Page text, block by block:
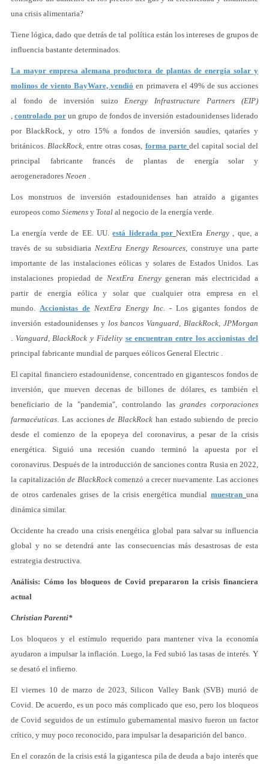
una crisis alimentaria?
Tiene lógica, dado que detrás de tal política están los intereses de grupos de
influencia bastante determinados.
La mayor empresa alemana productora de plantas de energía solar y
molinos de viento BayWare, vendió en primavera el 49% de sus acciones
al fondo de inversión suizo Energy Infrastructure Partners (EIP)
,controlado porun grupo de fondos de inversión estadounidenses liderado
por BlackRock, y otro 15% a fondos de inversión saudíes, qataríes y
británicos. BlackRock, entre otras cosas, forma parte del capital social del
principal fabricante francés de plantas de energía solar y
aerogeneradores Neoen
Los monstruos de inversión estadounidenses han atraído a gigantes
europeos como Siemens y Total al negocio de la energía verde.
La energía verde de EE. UU.está liderada por NextEra Energy, que, a
través de su subsidiaria NextEra Energy Resources, construye una parte
importante de las instalaciones eólicas y solares de Estados Unidos. Las
instalaciones propiedad de NextEra Energygeneran más electricidad a
partir de energía eólica y solar que cualquier otra empresa en el
mundo. Accionistas de NextEra Energy Inc. - Los gigantes fondos de
inversión estadounidenses y los bancos Vanguard, BlackRock, JPMorgan
Vanguard, BlackRock y Fidelity se encuentran entre los accionistas del
principal fabricante mundial de parques eólicos General Electric .
El capital financiero estadounidense, concentrado en gigantescos fondos de
inversión, que mueven decenas de billones de dólares, es también el
beneficiario de la "pandemia", controlando lasgrandes corporaciones
farmacéuticas . Las accionesde BlackRock han estado subiendo de precio
desde el comienzo de la epopeya del coronavirus, a pesar de la crisis
energética. Siguió una recesión cuando terminó la apuesta por el
coronavirus. Después de la introducción de sanciones contra Rusia en 2022,
la capitalizaciónde BlackRockcomenzó a crecer nuevamente. Las acciones
de otros cardenales grises de la crisis energética mundialmuestran una
dinámica similar.
Occidente ha creado una crisis energética global para salvar su influencia
global y no se detendrá ante las consecuencias más desastrosas de esta
estrategia destructiva.
Análisis: Cómo los bloqueos de Covid prepararon la crisis financiera
actual
Christian Parenti*
Los bloqueos y el estímulo requerido para mantener viva la economía
ayudaron a impulsar la inflación. Luego, la Fed subió las tasas de interés. Y
se desató el infierno.
El viernes 10 de marzo de 2023, Silicon Valley Bank (SVB) murió de
Covid. De acuerdo, es un poco más complicado que eso, pero los bloqueos
de Covid seguidos de un estímulo gubernamental masivo fueron un factor
crítico, y muy poco reconocido, para impulsar la desaparición del banco.
En el corazón de la crisis está la gigantesca pila de deuda a bajo interés que